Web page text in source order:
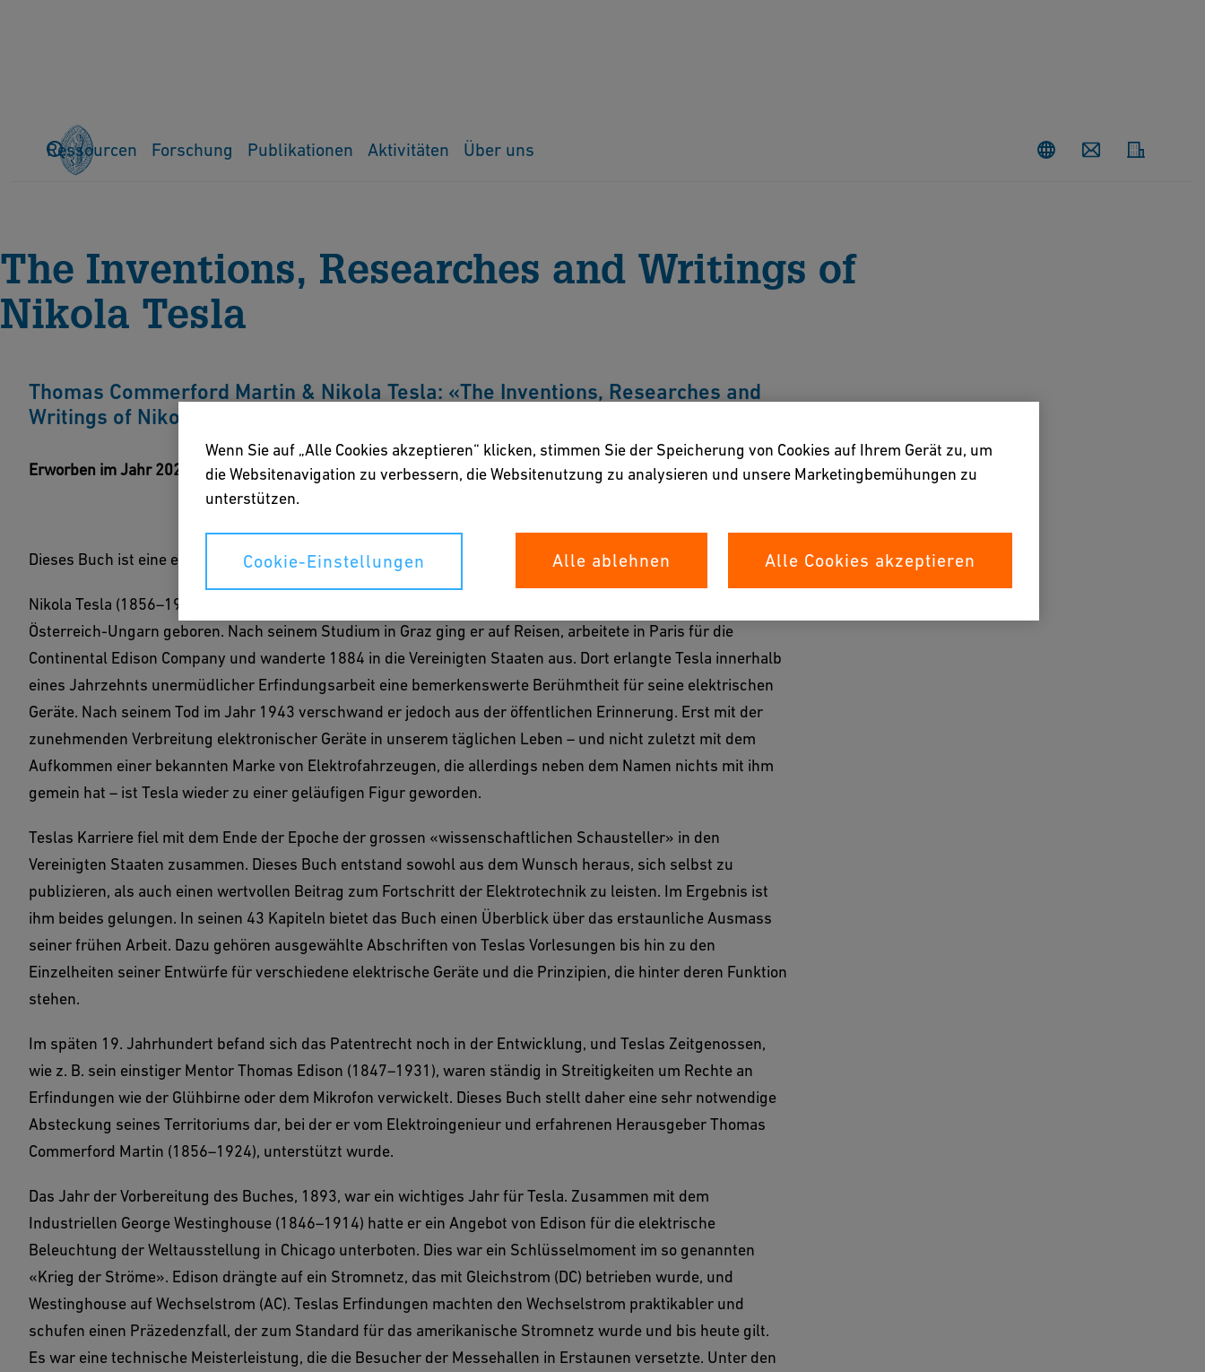
Kontakt
Ressourcen Forschung Publikationen Aktivitäten Über uns
HomeRessourcen
The Inventions, Researches and Writings of
Nikola Tesla
Thomas Commerford Martin & Nikola Tesla: «The Inventions, Researches and
Writings of Nikola Tesla» (New York: The Electrical Engineer, 1894)
Erworben im Jahr 2021
Dieses Buch ist eine erhellende Ergänzung des Bibliotheksbestandes zur Geschichte der Elektrotechnik.
Nikola Tesla (1856–1943), gleichzeitig Mitautor und Gegenstand des Buchs, wurde 1856 in Smiljan in
Österreich-Ungarn geboren. Nach seinem Studium in Graz ging er auf Reisen, arbeitete in Paris für die
Continental Edison Company und wanderte 1884 in die Vereinigten Staaten aus. Dort erlangte Tesla innerhalb
eines Jahrzehnts unermüdlicher Erfindungsarbeit eine bemerkenswerte Berühmtheit für seine elektrischen
Geräte. Nach seinem Tod im Jahr 1943 verschwand er jedoch aus der öffentlichen Erinnerung. Erst mit der
zunehmenden Verbreitung elektronischer Geräte in unserem täglichen Leben – und nicht zuletzt mit dem
Aufkommen einer bekannten Marke von Elektrofahrzeugen, die allerdings neben dem Namen nichts mit ihm
gemein hat – ist Tesla wieder zu einer geläufigen Figur geworden.
Teslas Karriere fiel mit dem Ende der Epoche der grossen «wissenschaftlichen Schausteller» in den
Vereinigten Staaten zusammen. Dieses Buch entstand sowohl aus dem Wunsch heraus, sich selbst zu
publizieren, als auch einen wertvollen Beitrag zum Fortschritt der Elektrotechnik zu leisten. Im Ergebnis ist
ihm beides gelungen. In seinen 43 Kapiteln bietet das Buch einen Überblick über das erstaunliche Ausmass
seiner frühen Arbeit. Dazu gehören ausgewählte Abschriften von Teslas Vorlesungen bis hin zu den
Einzelheiten seiner Entwürfe für verschiedene elektrische Geräte und die Prinzipien, die hinter deren Funktion
stehen.
Im späten 19. Jahrhundert befand sich das Patentrecht noch in der Entwicklung, und Teslas Zeitgenossen,
wie z. B. sein einstiger Mentor Thomas Edison (1847–1931), waren ständig in Streitigkeiten um Rechte an
Erfindungen wie der Glühbirne oder dem Mikrofon verwickelt. Dieses Buch stellt daher eine sehr notwendige
Absteckung seines Territoriums dar, bei der er vom Elektroingenieur und erfahrenen Herausgeber Thomas
Commerford Martin (1856–1924), unterstützt wurde.
Das Jahr der Vorbereitung des Buches, 1893, war ein wichtiges Jahr für Tesla. Zusammen mit dem
Industriellen George Westinghouse (1846–1914) hatte er ein Angebot von Edison für die elektrische
Beleuchtung der Weltausstellung in Chicago unterboten. Dies war ein Schlüsselmoment im so genannten
«Krieg der Ströme». Edison drängte auf ein Stromnetz, das mit Gleichstrom (DC) betrieben wurde, und
Westinghouse auf Wechselstrom (AC). Teslas Erfindungen machten den Wechselstrom praktikabler und
schufen einen Präzedenzfall, der zum Standard für das amerikanische Stromnetz wurde und bis heute gilt.
Es war eine technische Meisterleistung, die die Besucher der Messehallen in Erstaunen versetzte. Unter den
Wenn Sie auf „Alle Cookies akzeptieren“ klicken, stimmen Sie der Speicherung von Cookies auf Ihrem Gerät zu, um
die Websitenavigation zu verbessern, die Websitenutzung zu analysieren und unsere Marketingbemühungen zu
unterstützen.
Cookie-Einstellungen Alle ablehnen Alle Cookies akzeptieren